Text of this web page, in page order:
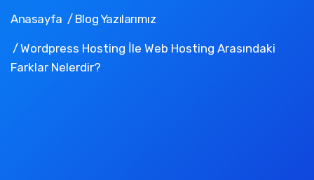
Anasayfa Blog Yazılarımız
Wordpress Hosting İle Web Hosting Arasındaki
Farklar Nelerdir?